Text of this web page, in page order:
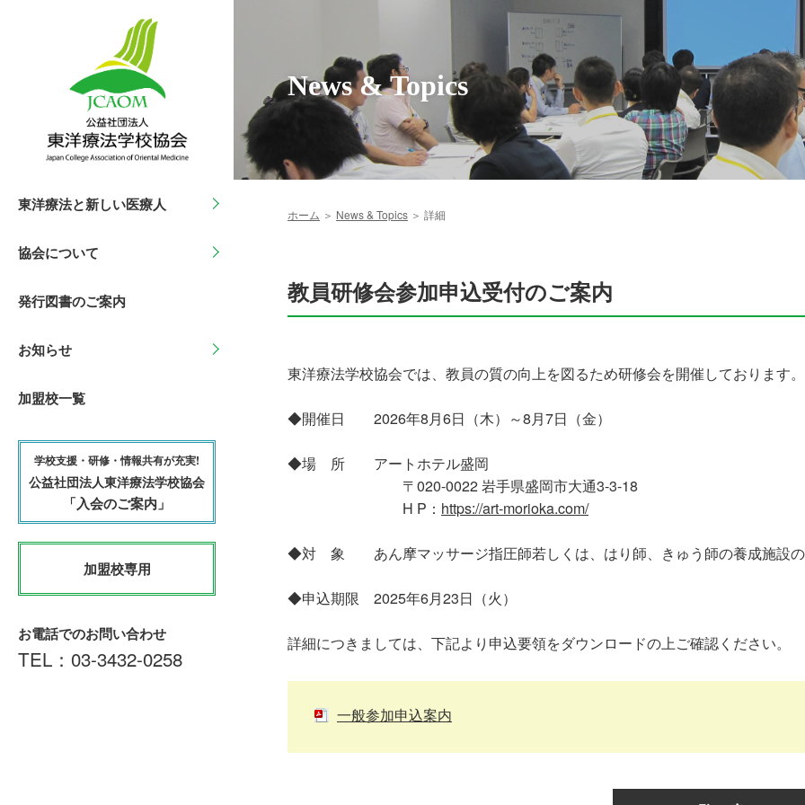
東洋療法と新しい医療人
国家資格をめざす
協会について
活動内容
発行図書のご案内
お知らせ
あはき臨床実習指導者講習会
加盟校一覧
学校支援・研修・情報共有が充実!
公益社団法人東洋療法学校協会
「入会のご案内」
加盟校専用
お電話でのお問い合わせ
TEL： 03-3432-0258
News & Topics
ホーム ＞ News & Topics ＞ 詳細
教員研修会参加申込受付のご案内
東洋療法学校協会では、教員の質の向上を図るため研修会を開催しております。
◆開催日 2026年8月6日（木）～8月7日（金）
◆場 所 アートホテル盛岡
〒020-0022 岩手県盛岡市大通3-3-18
H P： https://art-morioka.com/
◆対 象 あん摩マッサージ指圧師若しくは、はり師、きゅう師の養成施設
◆申込期限 2025年6月23日（火）
詳細につきましては、下記より申込要領をダウンロードの上ご確認ください。
一般参加申込案内